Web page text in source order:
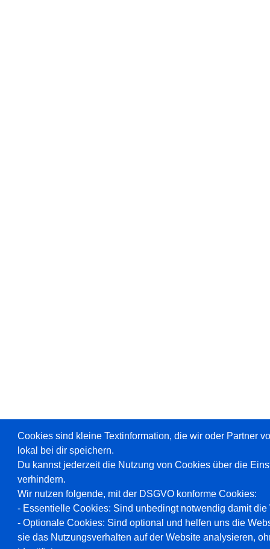
Cookies sind kleine Textinformation, die wir oder Partner
lokal bei dir speichern.
Du kannst jederzeit die Nutzung von Cookies über die
verhindern.
Wir nutzen folgende, mit der DSGVO konforme Cookies:
- Essentielle Cookies: Sind unbedingt notwendig damit
- Optionale Cookies: Sind optional und helfen uns die
sie das Nutzungsverhalten auf der Website analysieren,